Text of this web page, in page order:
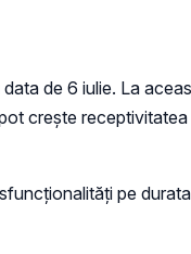
de 6 iulie. La
crește
pe